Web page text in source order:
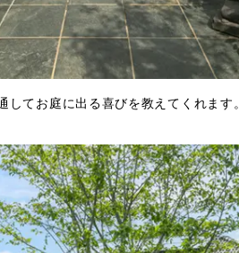
てお庭に出る喜びを教えてくれます。